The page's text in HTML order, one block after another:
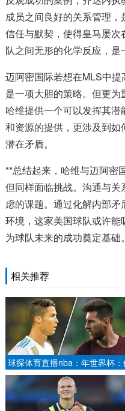
成员之间良好的关系管理
信任与默契，使得皇马屡
队之间无形的化学反应，是
迈阿密国际若想在MLS中
是一项大胆的策略。但更
哈维提供一个可以发挥其
和资源的提供，更涉及到
潜在矛盾。
**总结起来，哈维与迈阿密
但同样面临挑战。沟通与
虑的课题。通过化解内部
环境，这家美国球队或许能
为球队未来的成功奠定基础。
相关推荐
球探体育直播nba：年世界杯
是谁？一个替补前锋如何书写
利之夏.